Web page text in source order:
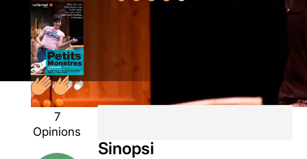
7
Opinions
Sinopsi